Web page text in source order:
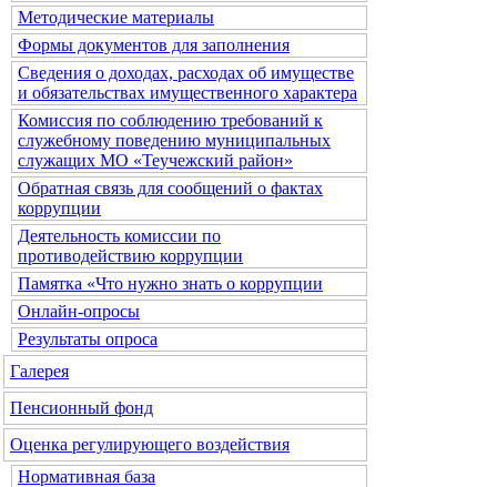
Методические материалы
Формы документов для заполнения
Сведения о доходах, расходах об имуществе
и обязательствах имущественного характера
Комиссия по соблюдению требований к
служебному поведению муниципальных
служащих МО «Теучежский район»
Обратная связь для сообщений о фактах
коррупции
Деятельность комиссии по
противодействию коррупции
Памятка «Что нужно знать о коррупции
Онлайн-опросы
Результаты опроса
Галерея
Пенсионный фонд
Оценка регулирующего воздействия
Нормативная база